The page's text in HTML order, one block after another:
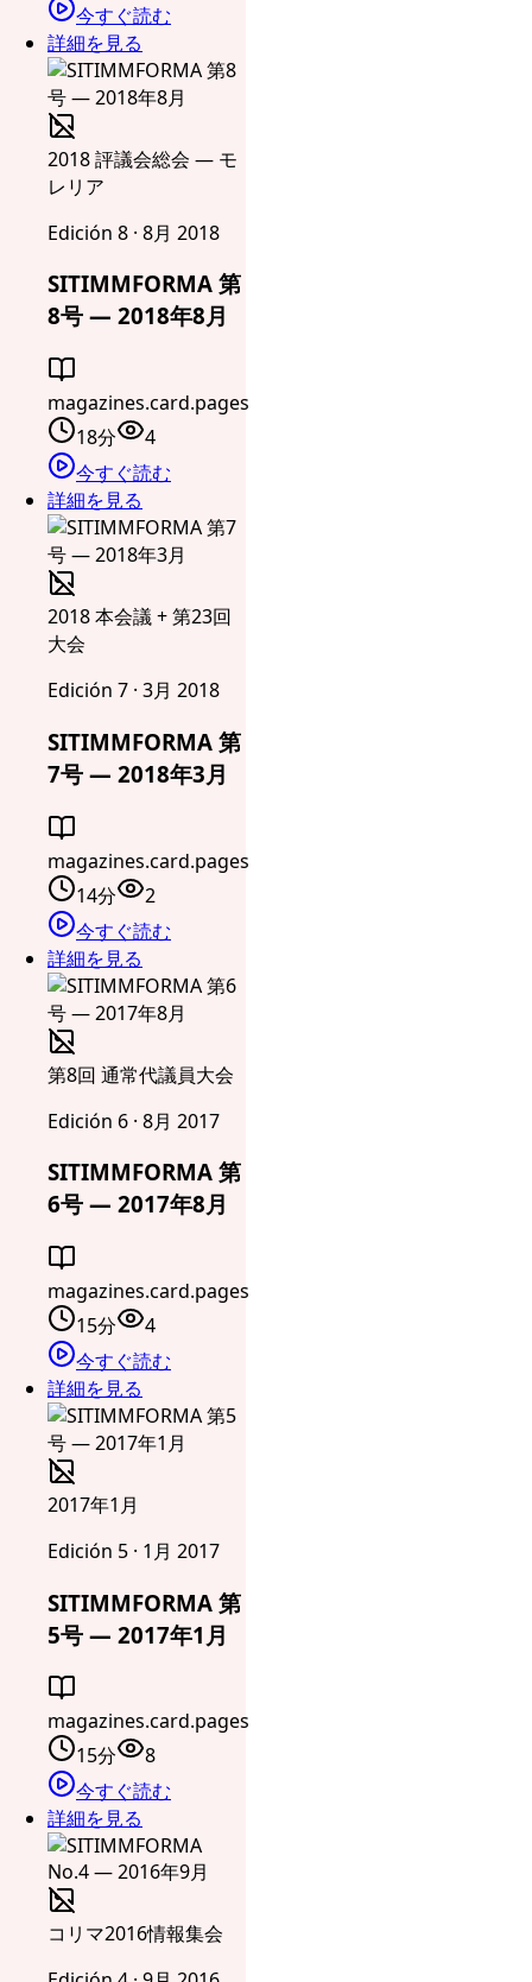
今すぐ読む
詳細を見る
2018 評議会総会 — モ
レリア
Edición 8 · 8月 2018
SITIMMFORMA 第
8号 — 2018年8月
magazines.card.pages
18分
4
今すぐ読む
詳細を見る
2018 本会議 + 第23回
大会
Edición 7 · 3月 2018
SITIMMFORMA 第
7号 — 2018年3月
magazines.card.pages
14分
2
今すぐ読む
詳細を見る
第8回 通常代議員大会
Edición 6 · 8月 2017
SITIMMFORMA 第
6号 — 2017年8月
magazines.card.pages
15分
4
今すぐ読む
詳細を見る
2017年1月
Edición 5 · 1月 2017
SITIMMFORMA 第
5号 — 2017年1月
magazines.card.pages
15分
8
今すぐ読む
詳細を見る
コリマ2016情報集会